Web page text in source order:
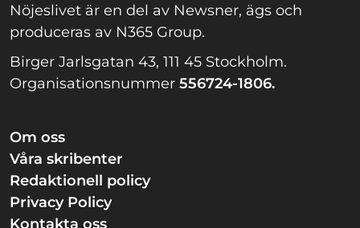
Nöjeslivet är en del av Newsner, ägs och
produceras av N365 Group.
Birger Jarlsgatan 43, 111 45 Stockholm.
Organisationsnummer 556724-1806.
Om oss
Våra skribenter
Redaktionell policy
Privacy Policy
Kontakta oss